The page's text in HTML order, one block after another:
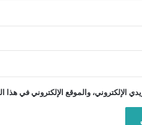
الإلكتروني، والموقع الإلكتروني في هذا